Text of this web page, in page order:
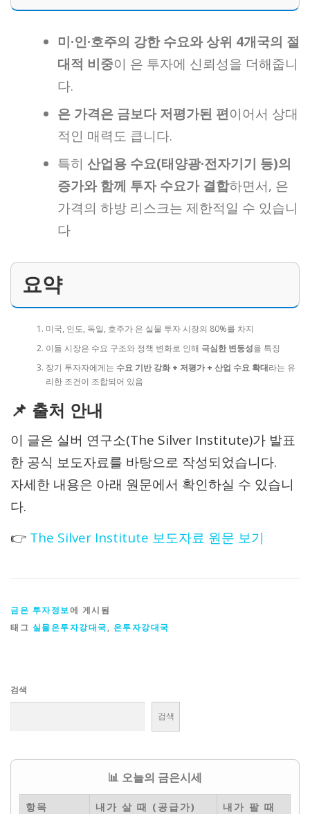
미·인·호주의 강한 수요와 상위 4개국의 절
대적 비중이 은 투자에 신뢰성을 더해줍니
다.
은 가격은 금보다 저평가된 편이어서 상대
적인 매력도 큽니다.
특히 산업용 수요(태양광·전자기기 등)의
증가와 함께 투자 수요가 결합하면서, 은
가격의 하방 리스크는 제한적일 수 있습니
다
요약
미국, 인도, 독일, 호주가 은 실물 투자 시장의 80%를 차지
이들 시장은 수요 구조와 정책 변화로 인해 극심한 변동성을 특징
장기 투자자에게는 수요 기반 강화 + 저평가 + 산업 수요 확대라는 유
리한 조건이 조합되어 있음
📌 출처 안내
이 글은 실버 연구소(The Silver Institute)가 발표
한 공식 보도자료를 바탕으로 작성되었습니다.
자세한 내용은 아래 원문에서 확인하실 수 있습니
다.
👉 The Silver Institute 보도자료 원문 보기
금은 투자정보에 게시됨
태그 실물은투자강대국, 은투자강대국
검색
검색
📊 오늘의 금은시세
항목 내가 살 때 (공급가)
내가 팔 때